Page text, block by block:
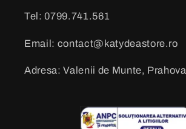
Tel: 0799.741.561
Email: contact@katydeastore.ro
Adresa: Valenii de Munte, Prahova